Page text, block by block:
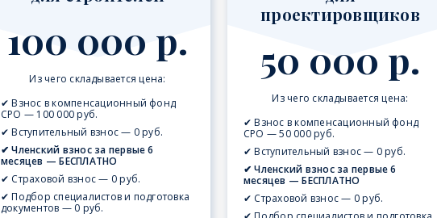
100 000 р.
Из чего складывается цена:
✔ Взнос в компенсационный фонд
СРО — 100 000 руб.
✔ Вступительный взнос — 0 руб.
✔ Членский взнос за первые 6
месяцев — БЕСПЛАТНО
✔ Страховой взнос — 0 руб.
✔ Подбор специалистов и подготовка
документов — 0 руб.
проектировщиков
50 000 р.
Из чего складывается цена:
✔ Взнос в компенсационный фонд
СРО — 50 000 руб.
✔ Вступительный взнос — 0 руб.
✔ Членский взнос за первые 6
месяцев — БЕСПЛАТНО
✔ Страховой взнос — 0 руб.